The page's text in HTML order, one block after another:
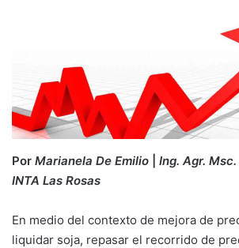
Por Marianela De Emilio Ing. Agr.
INTA Las Rosas
En medio del contexto de mejora de
liquidar soja, repasar el recorrido de